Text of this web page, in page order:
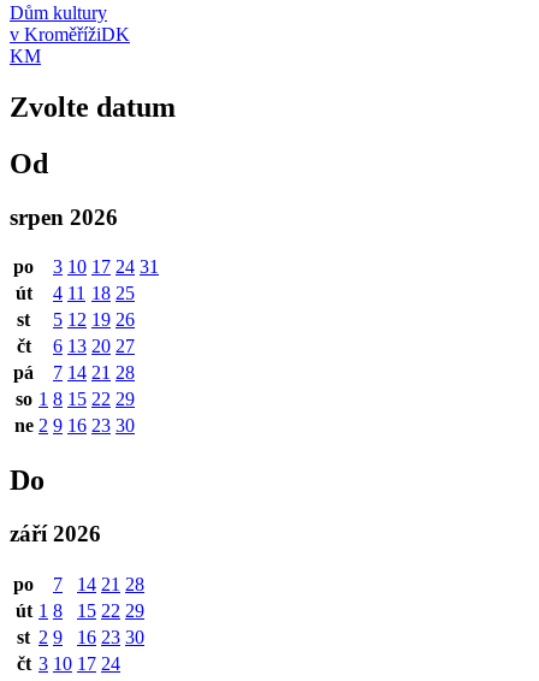
Dům kultury
v KroměřížiDK
KM
Zvolte datum
Od
srpen 2026
po 3 10 17 24 31
út
4 11 18 25
st
5 12 19 26
čt
6 13 20 27
pá
7 14 21 28
so 1 8 15 22 29
ne 2 9 16 23 30
Do
září 2026
po 7 14 21 28
út 1 8 15 22 29
st 2 9 16 23 30
čt 3 10 17 24